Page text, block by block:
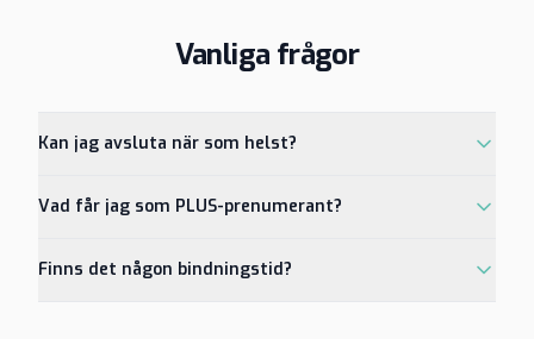
Vanliga frågor
Kan jag avsluta när som helst?
Vad får jag som PLUS-prenumerant?
Finns det någon bindningstid?